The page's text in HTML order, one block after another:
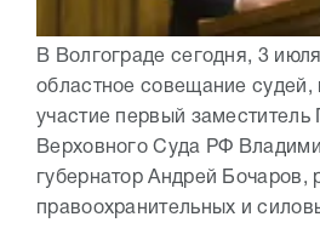
В Волгограде сегодня, 3
областное совещание судей,
участие первый заместитель
Верховного Суда РФ
губернатор Андрей Бочаров,
правоохранительных и